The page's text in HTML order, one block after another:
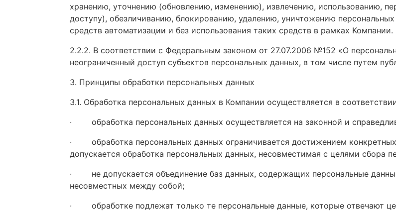
хранению, уточнению (обновлению, изменению), извлечению, использованию,
доступу), обезличиванию, блокированию, удалению, уничтожению
средств автоматизации и без использования таких средств в рамках Компании.
2.2.2. В соответствии с Федеральным законом от 27.07.2006 №152 «О
неограниченный доступ субъектов персональных данных, в том числе путем
3. Принципы обработки персональных данных
3.1. Обработка персональных данных в Компании осуществляется в
·
обработка персональных данных осуществляется на законной и
·
обработка персональных данных ограничивается достижением
допускается обработка персональных данных, несовместимая с целями сбора
·
не допускается объединение баз данных, содержащих персональные
несовместных между собой;
·
обработке подлежат только те персональные данные, которые отвечают